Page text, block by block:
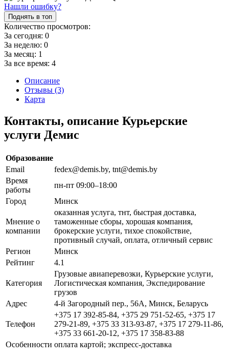
Нашли ошибку?
Поднять в топ
Количество просмотров:
За сегодня: 0
За неделю: 0
За месяц: 1
За все время: 4
Описание
Отзывы (3)
Карта
Контакты, описание Курьерские
услуги Демис
Образование
Email
fedex@demis.by, tnt@demis.by
Время
работы
пн-пт 09:00–18:00
Город
Минск
Мнение о
компании
оказанная услуга, тнт, быстрая доставка,
таможенные сборы, хорошая компания,
брокерские услуги, тихое спокойствие,
противный случай, оплата, отличный сервис
Регион
Минск
Рейтинг
4.1
Категория
Грузовые авиаперевозки, Курьерские услуги,
Логистическая компания, Экспедирование
грузов
Адрес
4-й Загородный пер., 56А, Минск, Беларусь
Телефон
+375 17 392-85-84, +375 29 751-52-65, +375 17
279-21-89, +375 33 313-93-87, +375 17 279-11-86,
+375 33 661-20-12, +375 17 358-83-88
Особенности оплата картой; экспресс-доставка